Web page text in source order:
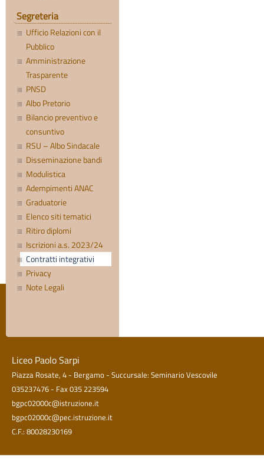
Segreteria
Ufficio Relazioni con il
Pubblico
Amministrazione
Trasparente
PNSD
Albo Pretorio
Bilancio preventivo e
consuntivo
RSU – Albo Sindacale
Disseminazione bandi
Modulistica
Adempimenti ANAC
Graduatorie
Elenco siti tematici
Ritiro diplomi
Iscrizioni a.s. 2023/24
Contratti integrativi
Privacy
Note Legali
Liceo Paolo Sarpi
Piazza Rosate, 4 - Bergamo - Succursale: Seminario Vescovile
035237476 - Fax 035 223594
bgpc02000c@istruzione.it
bgpc02000c@pec.istruzione.it
C.F.: 80028230169